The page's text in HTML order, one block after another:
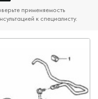
применяемость
к специалисту.